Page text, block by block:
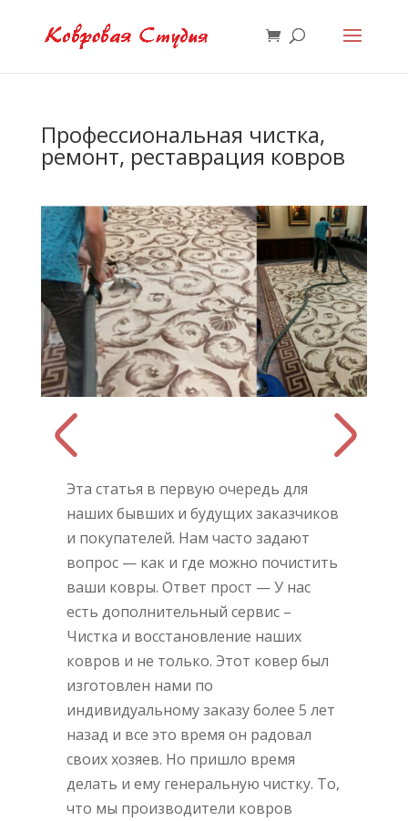
Профессиональная чистка,
ремонт, реставрация ковров
Эта статья в первую очередь для
наших бывших и будущих заказчиков
и покупателей. Нам часто задают
вопрос — как и где можно почистить
ваши ковры. Ответ прост — У нас
есть дополнительный сервис –
Чистка и восстановление наших
ковров и не только. Этот ковер был
изготовлен нами по
индивидуальному заказу более 5 лет
назад и все это время он радовал
своих хозяев. Но пришло время
делать и ему генеральную чистку. То,
что мы производители ковров